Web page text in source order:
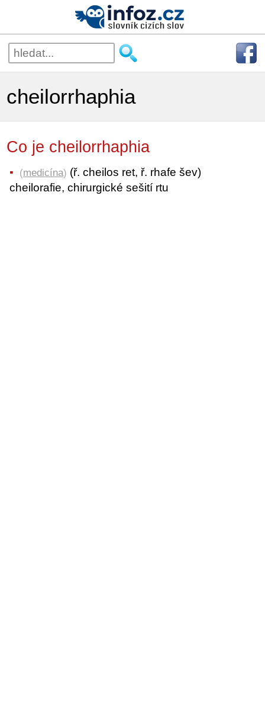
cheilorrhaphia
Co je cheilorrhaphia
(medicína) (ř. cheilos ret, ř. rhafe šev)
cheilorafie, chirurgické sešití rtu